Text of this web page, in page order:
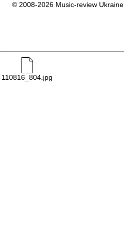
© 2008-2026 Music-review Ukraine
110816_804.jpg